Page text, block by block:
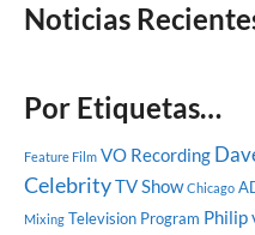
Noticias
Por Etiquetas…
Feature Film VO Recording
CelebrityTV Show Chicago
Mixing Television Program Philip